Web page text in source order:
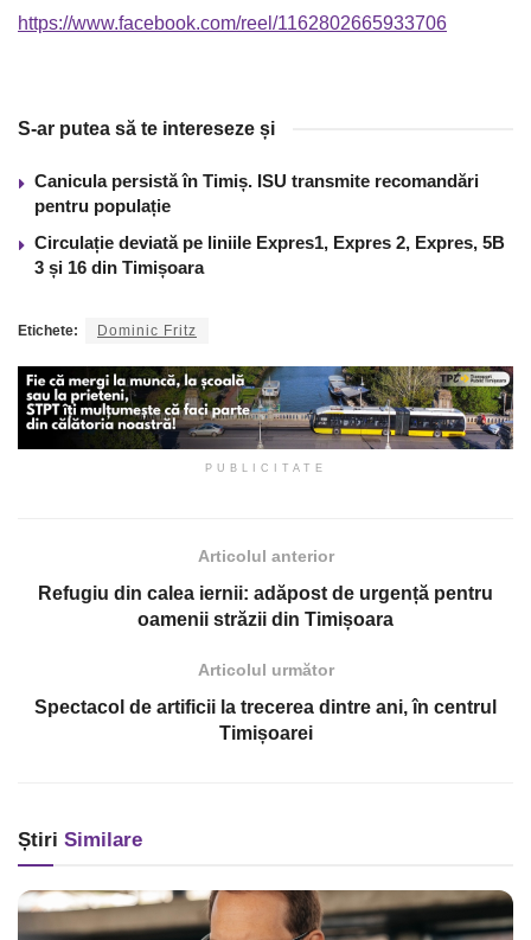
https://www.facebook.com/reel/1162802665933706
S-ar putea să te intereseze și
Canicula persistă în Timiș. ISU transmite recomandări
pentru populație
Circulație deviată pe liniile Expres1, Expres 2, Expres, 5B
3 și 16 din Timișoara
Etichete: Dominic Fritz
PUBLICITATE
Articolul anterior
Refugiu din calea iernii: adăpost de urgență pentru
oamenii străzii din Timișoara
Articolul următor
Spectacol de artificii la trecerea dintre ani, în centrul
Timișoarei
Știri Similare